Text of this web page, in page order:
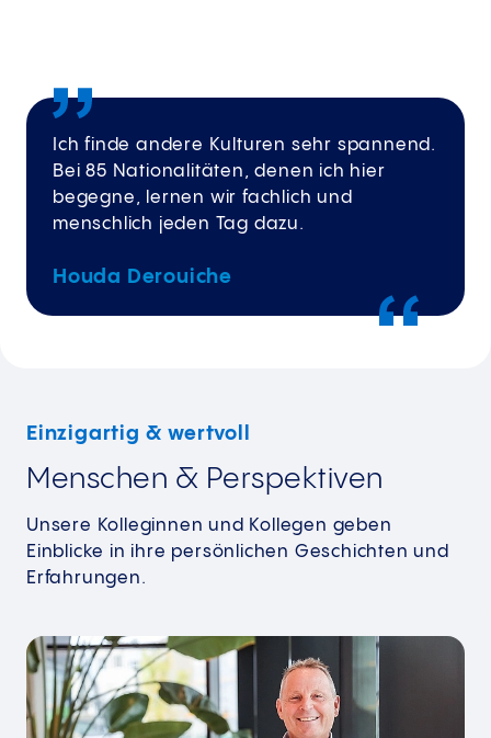
Ich finde andere Kulturen sehr spannend.
Bei 85 Nationalitäten, denen ich hier
begegne, lernen wir fachlich und
menschlich jeden Tag dazu.
Houda Derouiche
Einzigartig & wertvoll
Menschen & Perspektiven
Unsere Kolleginnen und Kollegen geben
Einblicke in ihre persönlichen Geschichten und
Erfahrungen.